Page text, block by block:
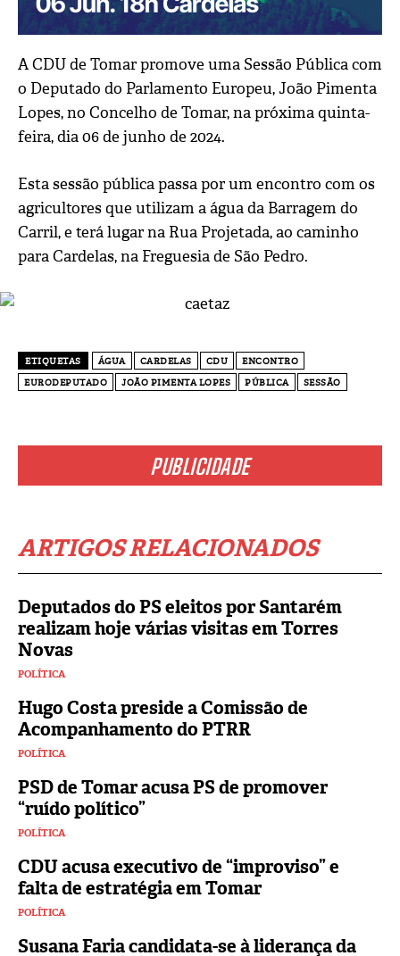
PUBLICIDADE
ARTIGOS RELACIONADOS
Deputados do PS eleitos por Santarém
realizam hoje várias visitas em Torres
Novas
POLÍTICA
Hugo Costa preside a Comissão de
Acompanhamento do PTRR
POLÍTICA
PSD de Tomar acusa PS de promover
“ruído político”
POLÍTICA
CDU acusa executivo de “improviso” e
falta de estratégia em Tomar
POLÍTICA
Susana Faria candidata-se à liderança da
A CDU de Tomar promove uma Sessão Pública com
o Deputado do Parlamento Europeu, João Pimenta
Lopes, no Concelho de Tomar, na próxima quinta-
feira, dia 06 de junho de 2024.
Esta sessão pública passa por um encontro com os
agricultores que utilizam a água da Barragem do
Carril, e terá lugar na Rua Projetada, ao caminho
para Cardelas, na Freguesia de São Pedro.
ETIQUETAS ÁGUA CARDELAS CDU
ENCONTRO
EURODEPUTADO
JOÃO PIMENTA LOPES PÚBLICA SESSÃO